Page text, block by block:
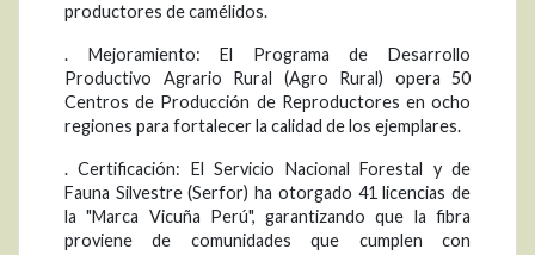
productores de camélidos.
. Mejoramiento: El Programa de Desarrollo
Productivo Agrario Rural (Agro Rural) opera 50
Centros de Producción de Reproductores en ocho
regiones para fortalecer la calidad de los ejemplares.
. Certificación: El Servicio Nacional Forestal y de
Fauna Silvestre (Serfor) ha otorgado 41 licencias de
la "Marca Vicuña Perú", garantizando que la fibra
proviene de comunidades que cumplen con